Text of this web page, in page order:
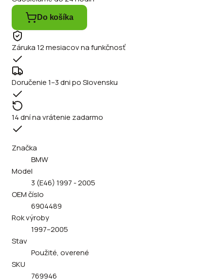
Do košíka
Záruka 12 mesiacov na funkčnosť
Doručenie 1–3 dni po Slovensku
14 dní na vrátenie zadarmo
Značka
BMW
Model
3 (E46) 1997 - 2005
OEM číslo
6904489
Rok výroby
1997–2005
Stav
Použité, overené
SKU
769946